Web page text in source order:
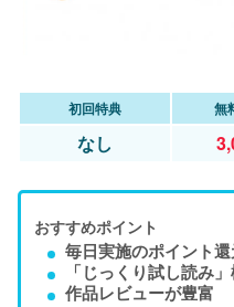
初回特典 無
なし
おすすめポイント
毎日実施のポイント
「じっくり試し読み
作品レビューが豊富